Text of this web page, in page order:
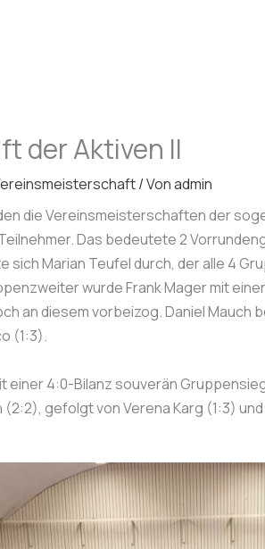
der Aktiven II
/ Vonadmin
die Vereinsmeisterschaften der
Das bedeutete 2
sich Marian Teufel durch, der alle 4
wurde Frank Mager mit
an diesem vorbeizog. Daniel Mauch
(1:3).
einer 4:0-Bilanz souverän
gefolgt von Verena Karg (1:3)